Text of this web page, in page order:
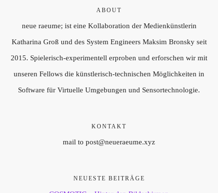
ABOUT
neue raeume; ist eine Kollaboration der Medienkünstlerin
Katharina Groß und des System Engineers Maksim Bronsky seit
2015. Spielerisch-experimentell erproben und erforschen wir mit
unseren Fellows die künstlerisch-technischen Möglichkeiten in
Software für Virtuelle Umgebungen und Sensortechnologie.
KONTAKT
mail to post@neueraeume.xyz
NEUESTE BEITRÄGE